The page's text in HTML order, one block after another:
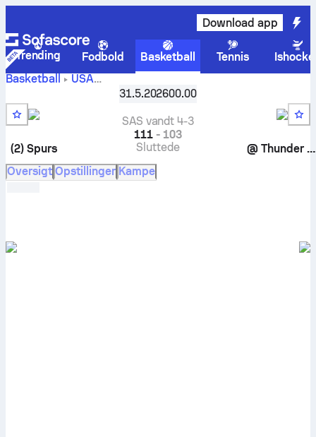
Download app
Trending Fodbold Basketball Tennis
Basketball
USA
NBA, Slutspil Kampe,Western conference finals
Oklahoma City Thunder mod San Antonio Spurs livescore,
head-to-head, program, forudsigelser og statistikker
31.5.202600.00
(2) Spurs
SAS vandt 4-3
111- 103
Sluttede
@ Thunder
Oversigt Opstillinger Kampe